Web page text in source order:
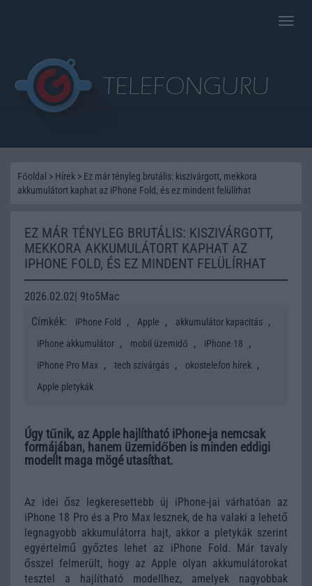
Toggle
Főoldal > Hírek > Ez már tényleg brutális: kiszivárgott, mekkora
akkumulátort kaphat az iPhone Fold, és ez mindent felülírhat
EZ MÁR TÉNYLEG BRUTÁLIS: KISZIVÁRGOTT,
MEKKORA AKKUMULÁTORT KAPHAT AZ
IPHONE FOLD, ÉS EZ MINDENT FELÜLÍRHAT
2026.02.02| 9to5Mac
Címkék:
iPhone Fold , Apple , akkumulátor kapacitás ,
iPhone akkumulátor , mobil üzemidő , iPhone 18 ,
iPhone Pro Max , tech szivárgás , okostelefon hírek ,
Apple pletykák
Úgy tűnik, az Apple hajlítható iPhone-ja nemcsak
formájában, hanem üzemidőben is minden eddigi
modellt maga mögé utasíthat.
Az idei ősz legkeresettebb új iPhone-jai várhatóan az
iPhone 18 Pro és a Pro Max lesznek, de ha valaki a lehető
legnagyobb akkumulátorra hajt, akkor a pletykák szerint
egyértelmű győztes lehet az iPhone Fold. Már tavaly
ősszel felmerült, hogy az Apple olyan akkumulátorokat
tesztel a hajlítható modellhez, amelyek nagyobbak